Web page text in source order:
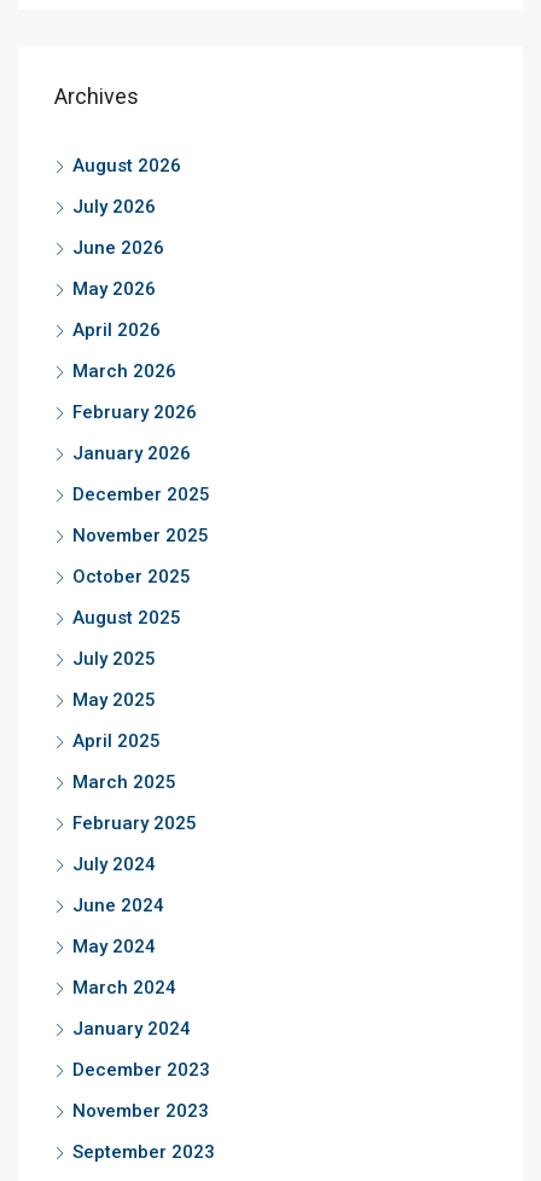
Archives
August 2026
July 2026
June 2026
May 2026
April 2026
March 2026
February 2026
January 2026
December 2025
November 2025
October 2025
August 2025
July 2025
May 2025
April 2025
March 2025
February 2025
July 2024
June 2024
May 2024
March 2024
January 2024
December 2023
November 2023
September 2023